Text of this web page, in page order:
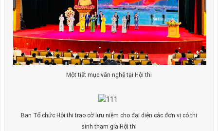
Một tiết mục văn nghệ tại Hội thi
Ban Tổ chức Hội thi trao cờ lưu niệm cho đại diện các đơn vị có thi
sinh tham gia Hội thi